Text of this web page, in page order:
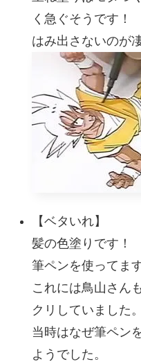
く急ぐそうです！
はみ出さないのが
【ベタいれ】
髪の色塗りです！
筆ペンを使ってます
これには鳥山さん
クリしていました。
当時はなぜ筆ペン
ようでした。